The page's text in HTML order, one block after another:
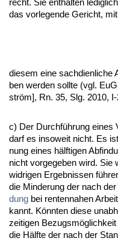
recht. Sie ent­hal­ten
das vor­le­gen­de Ge­richt,
die­sem ei­ne sach­dien­li­che
ben wer­den soll­te (vgl.
ström], Rn. 35, Slg. 2010,
c) Der Durchführung
darf es in­so­weit nicht. Es
nung ei­nes hälf­ti­gen
nicht vor­ge­ge­ben wird.
wid­ri­gen Er­geb­nis­sen
die Min­de­rung der nach
dung bei ren­ten­na­hen
kannt. Könn­ten die­se
zei­ti­gen
die Hälf­te der nach der